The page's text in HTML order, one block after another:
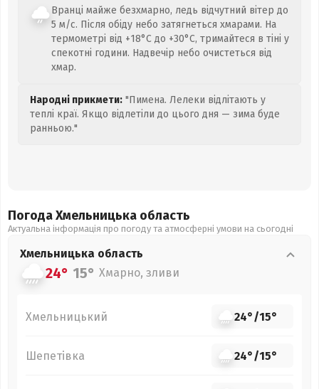
Вранці майже безхмарно, ледь відчутний вітер до
5 м/с. Після обіду небо затягнеться хмарами. На
термометрі від +18°C до +30°C, тримайтеся в тіні у
спекотні години. Надвечір небо очистеться від
хмар.
Народні прикмети: "Пимена. Лелеки відлітають у
теплі краї. Якщо відлетіли до цього дня — зима буде
ранньою."
Погода Хмельницька область
Актуальна інформація про погоду та атмосферні умови на сьогодні
Хмельницька область
24° 15° Хмарно, зливи
Хмельницький 24°/15°
Шепетівка 24°/15°